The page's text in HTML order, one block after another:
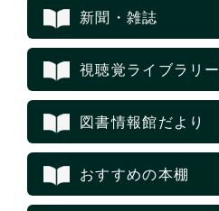
新聞・雑誌
視聴覚ライブラリー
図書情報館だより
おすすめの本棚